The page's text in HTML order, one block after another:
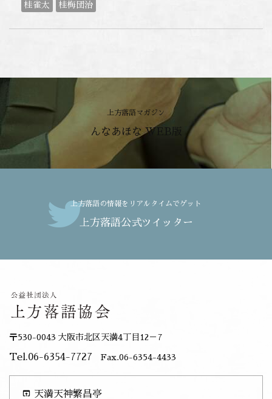
桂雀太 桂梅団治
上方落語マガジン
んなあほな WEB版
上方落語の情報をリアルタイムでゲット
上方落語公式ツイッター
〒530-0043 大阪市北区天満4丁目12－7
Tel.06-6354-7727 Fax.06-6354-4433
open_in_browser 天満天神繁昌亭